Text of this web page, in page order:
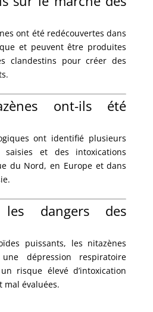
ont été redécouvertes dans
et peuvent être produites
clandestins pour créer des
ont-ils été
ont identifié plusieurs
saisies et des intoxications
du Nord, en Europe et dans
dangers des
puissants, les nitazènes
dépression respiratoire
risque élevé d’intoxication
mal évaluées.